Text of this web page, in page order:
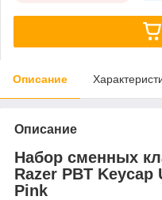
Описание
Описание
Набор сменных
Razer PBT Keycap
Pink